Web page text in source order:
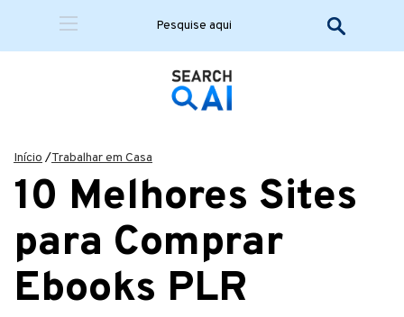
Início /Trabalhar em Casa
10 Melhores Sites
para Comprar
Ebooks PLR